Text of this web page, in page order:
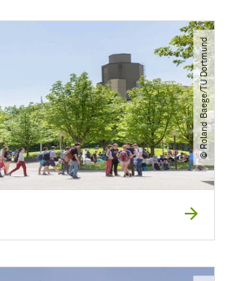
© Roland Baege​/​TU Dortmund